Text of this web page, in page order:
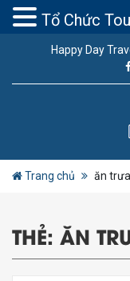
Happy Day
Trang chủ ăn
THẺ: ĂN
Tổ Chức